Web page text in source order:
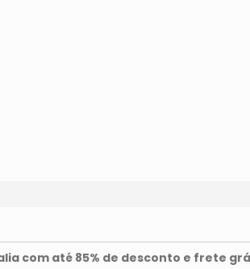
com até 85% de desconto e frete